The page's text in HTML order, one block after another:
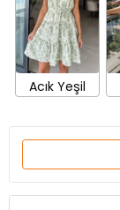
Acık Yeşil